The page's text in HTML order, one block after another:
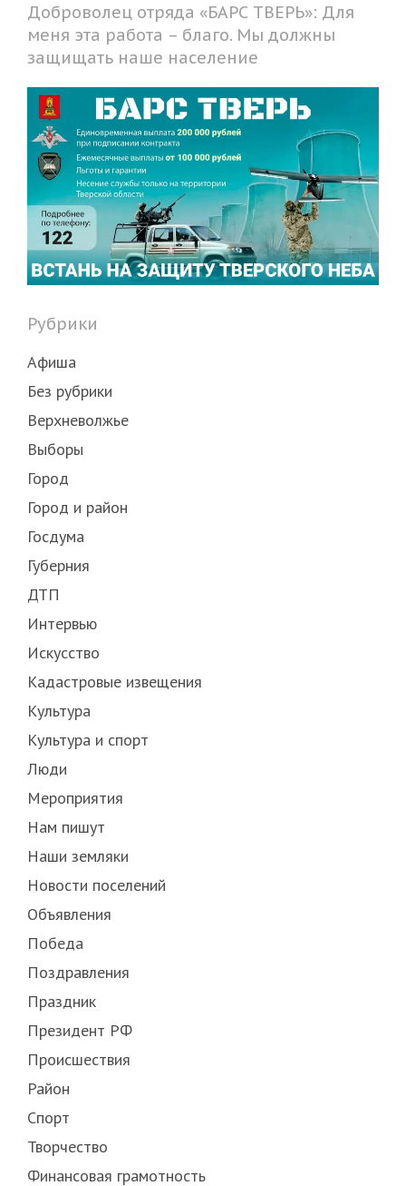
Доброволец отряда «БАРС ТВЕРЬ»: Для
меня эта работа – благо. Мы должны
защищать наше население
Рубрики
Афиша
Без рубрики
Верхневолжье
Выборы
Город
Город и район
Госдума
Губерния
ДТП
Интервью
Искусство
Кадастровые извещения
Культура
Культура и спорт
Люди
Мероприятия
Нам пишут
Наши земляки
Новости поселений
Объявления
Победа
Поздравления
Праздник
Президент РФ
Происшествия
Район
Спорт
Творчество
Финансовая грамотность